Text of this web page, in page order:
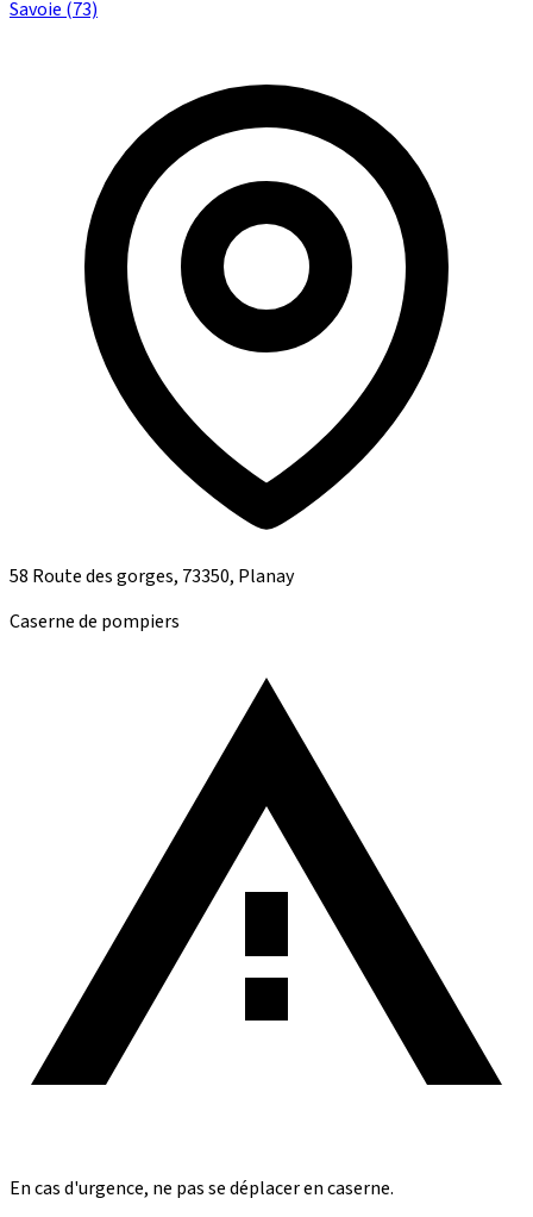
Savoie (73)
58 Route des gorges, 73350, Planay
Caserne de pompiers
En cas d'urgence, ne pas se déplacer en caserne.